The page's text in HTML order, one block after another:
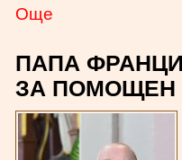
Oще
ПАПА
ЗА ПОМОЩЕН